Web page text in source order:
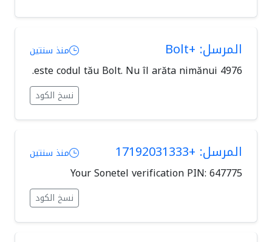
المرسل: +Bolt منذ سنتين
4976 este codul tău Bolt. Nu îl arăta nimănui.
نسخ الكود
المرسل: +17192031333 منذ سنتين
Your Sonetel verification PIN: 647775
نسخ الكود